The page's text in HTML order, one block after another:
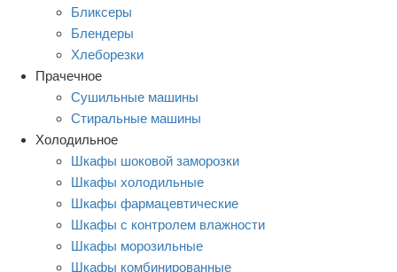
Бликсеры
Блендеры
Хлеборезки
Прачечное
Сушильные машины
Стиральные машины
Холодильное
Шкафы шоковой заморозки
Шкафы холодильные
Шкафы фармацевтические
Шкафы с контролем влажности
Шкафы морозильные
Шкафы комбинированные